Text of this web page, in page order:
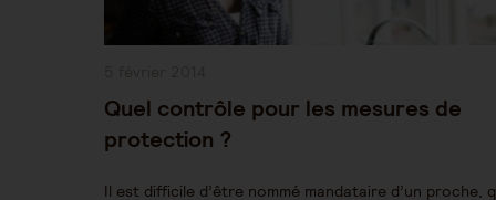
Quel contrôle pour les mesures de
protection ?
Il est difficile d’être nommé mandataire d’un proche,